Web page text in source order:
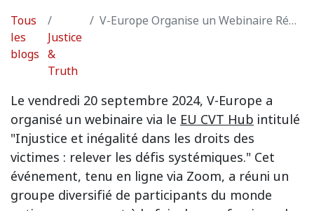
Tous
les
blogs
Justice
&
Truth
V-Europe Organise un Webinaire Réussi sur l'Injustice et l'Inégalité dans les Droits des Victimes
Le vendredi 20 septembre 2024, V-Europe a
organisé un webinaire via le EU CVT Hub intitulé
"Injustice et inégalité dans les droits des
victimes : relever les défis systémiques." Cet
événement, tenu en ligne via Zoom, a réuni un
groupe diversifié de participants du monde